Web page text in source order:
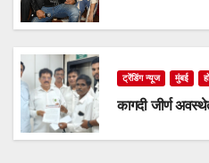
ट्रेंडिंग न्यूज मुंबई
कागदी जीर्ण